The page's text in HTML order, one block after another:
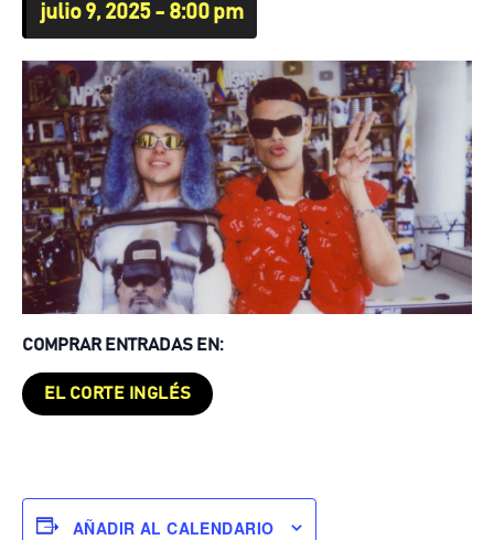
julio 9, 2025 - 8:00 pm
COMPRAR ENTRADAS EN:
EL CORTE INGLÉS
AÑADIR AL CALENDARIO